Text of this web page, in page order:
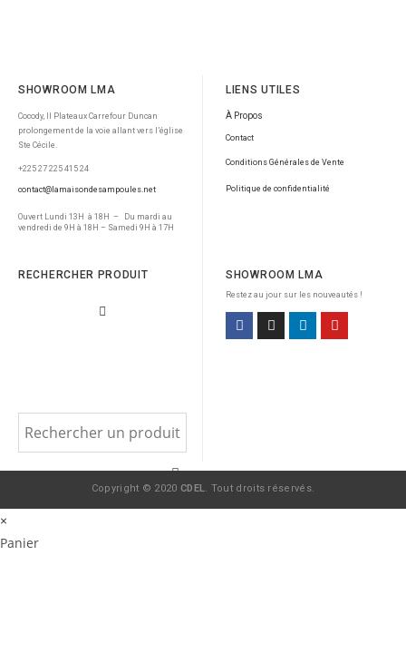
SHOWROOM LMA
Cocody, II Plateaux Carrefour Duncan
prolongement de la voie allant vers l’église
Ste Cécile.
+225 27 225 415 24
contact@lamaisondesampoules.net
Ouvert Lundi 13H à 18H – Du mardi au
vendredi de 9H à 18H – Samedi 9H à 17H
LIENS UTILES
À Propos
Contact
Conditions Générales de Vente
Politique de confidentialité
RECHERCHER PRODUIT SHOWROOM LMA
Restez au jour sur les nouveautés !
Copyright © 2020 CDEL. Tout droits réservés.
×
Panier